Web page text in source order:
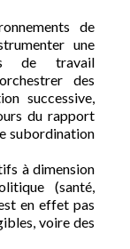
de
une
de travail
des
successive,
du rapport
subordination
à dimension
(santé,
en effet pas
voire des